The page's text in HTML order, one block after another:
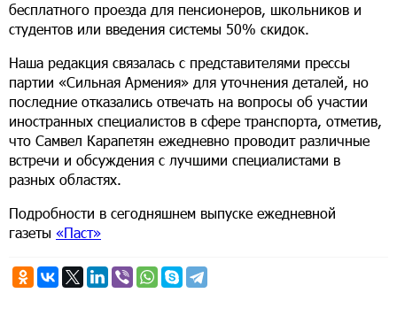
бесплатного проезда для пенсионеров, школьников и
студентов или введения системы 50% скидок.
Наша редакция связалась с представителями прессы
партии «Сильная Армения» для уточнения деталей, но
последние отказались отвечать на вопросы об участии
иностранных специалистов в сфере транспорта, отметив,
что Самвел Карапетян ежедневно проводит различные
встречи и обсуждения с лучшими специалистами в
разных областях.
Подробности в сегодняшнем выпуске ежедневной
газеты «Паст»